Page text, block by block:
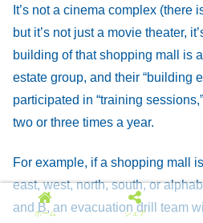
It’s not a cinema complex (there
but it’s not just a movie theater,
building of that shopping mall is
estate group, and their “building
participated in “training
two or three times a year.
For example, if a shopping mall
east, west, north, south, or
and B, an evacuation drill team
ホーム シェア